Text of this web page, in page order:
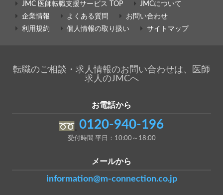
JMC 医師転職支援サービス TOP
JMCについて
企業情報
よくある質問
お問い合わせ
利用規約
個人情報の取り扱い サイトマップ
転職のご相談・求人情報のお問い合わせは、医師
求人のJMCへ
お電話から
0120-940-196
受付時間 平日：10:00～18:00
メールから
information@m-connection.co.jp